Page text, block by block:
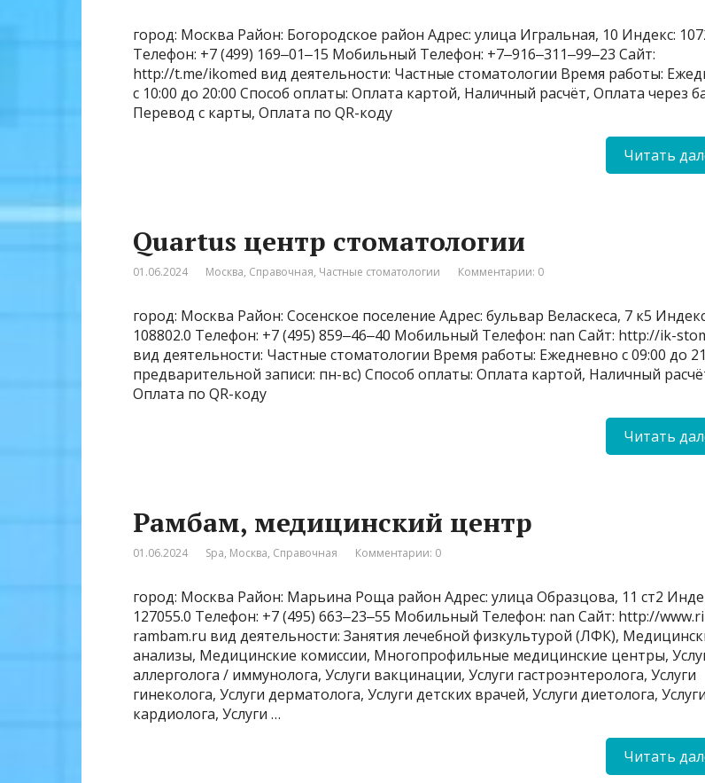
город: Москва Район: Богородское район Адрес: улица Игральная, 10 Индекс:
Телефон: +7 (499) 169‒01‒15 Мобильный Телефон: +7‒916‒311‒99‒23 Сайт:
http://t.me/ikomed вид деятельности: Частные стоматологии Время работы:
с 10:00 до 20:00 Способ оплаты: Оплата картой, Наличный расчёт, Оплата через
Перевод с карты, Оплата по QR-коду
Читать
Quartus центр стоматологии
01.06.2024 Москва, Справочная, Частные стоматологии Комментарии: 0
город: Москва Район: Сосенское поселение Адрес: бульвар Веласкеса, 7 к5
108802.0 Телефон: +7 (495) 859‒46‒40 Мобильный Телефон: nan Сайт: http://ik-
вид деятельности: Частные стоматологии Время работы: Ежедневно с 09:00 до
предварительной записи: пн-вс) Способ оплаты: Оплата картой, Наличный
Оплата по QR-коду
Читать
Рамбам, медицинский центр
01.06.2024 Spa, Москва, Справочная Комментарии: 0
город: Москва Район: Марьина Роща район Адрес: улица Образцова, 11 ст2
127055.0 Телефон: +7 (495) 663‒23‒55 Мобильный Телефон: nan Сайт: http://
rambam.ru вид деятельности: Занятия лечебной физкультурой (ЛФК),
анализы, Медицинские комиссии, Многопрофильные медицинские центры,
аллерголога / иммунолога, Услуги вакцинации, Услуги гастроэнтеролога, Услуги
гинеколога, Услуги дерматолога, Услуги детских врачей, Услуги диетолога, Услуги
кардиолога, Услуги …
Читать